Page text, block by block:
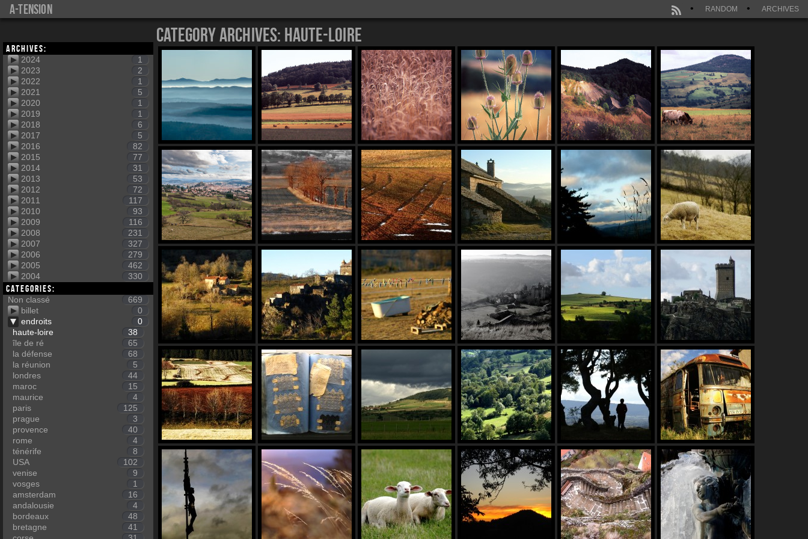
a-tension RANDOM ARCHIVES
Archives:
2024
1
2023
2
2022
1
2021
5
2020
1
2019
1
2018
6
2017
5
2016
82
2015
77
2014
31
2013
53
2012
72
2011
117
2010
93
2009
116
2008
231
2007
327
2006
279
2005
462
2004
330
Categories:
Non classé
669
billet
0
endroits
0
haute-loire
38
île de ré
65
la défense
68
la réunion
5
londres
44
maroc
15
maurice
4
paris
125
prague
3
provence
40
rome
4
ténérife
8
USA
102
venise
9
vosges
1
amsterdam
16
andalousie
4
bordeaux
48
bretagne
41
Category Archives: haute-loire